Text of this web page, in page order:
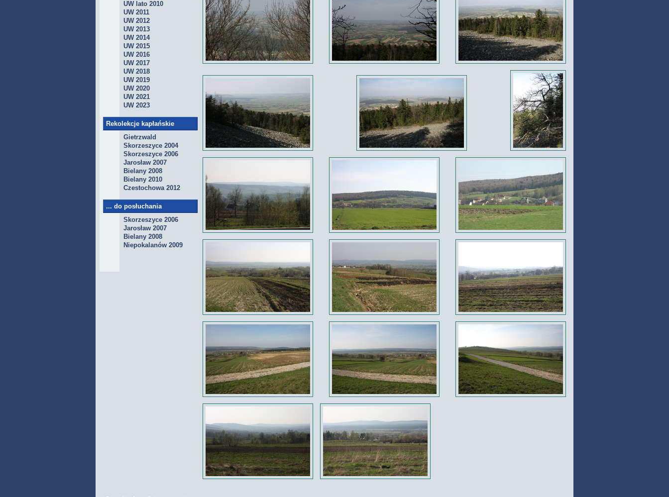
UW lato 2010
UW 2011
UW 2012
UW 2013
UW 2014
UW 2015
UW 2016
UW 2017
UW 2018
UW 2019
UW 2020
UW 2021
UW 2023
Rekolekcje kapłańskie
Gietrzwald
Skorzeszyce 2004
Skorzeszyce 2006
Jarosław 2007
Bielany 2008
Bielany 2010
Czestochowa 2012
... do posłuchania
Skorzeszyce 2006
Jarosław 2007
Bielany 2008
Niepokalanów 2009